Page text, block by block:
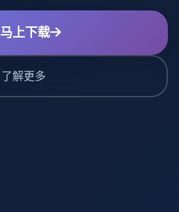
马上下载
了解更多